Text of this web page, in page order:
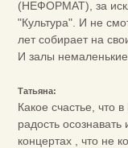
(НЕФОРМАТ), за
"Культура". И не
лет собирает на
И залы
Татьяна:
Какое счастье, что
радость
концертах , что не